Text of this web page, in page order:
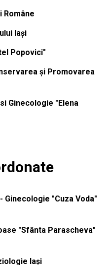
Române
Iași
Popovici"
și Promovarea
Ginecologie "Elena
Ginecologie "Cuza Voda"
"Sfânta Parascheva"
Iași